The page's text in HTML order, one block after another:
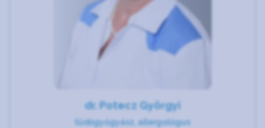
dr. Potecz Györgyi
tüdőgyógyász, allergológus